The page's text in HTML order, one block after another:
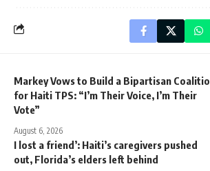
Markey Vows to Build a Bipartisan
for Haiti TPS: “I’m Their Voice, I’m Their
Vote”
August 6, 2026
I lost a friend’: Haiti’s caregivers pushed
out, Florida’s elders left behind